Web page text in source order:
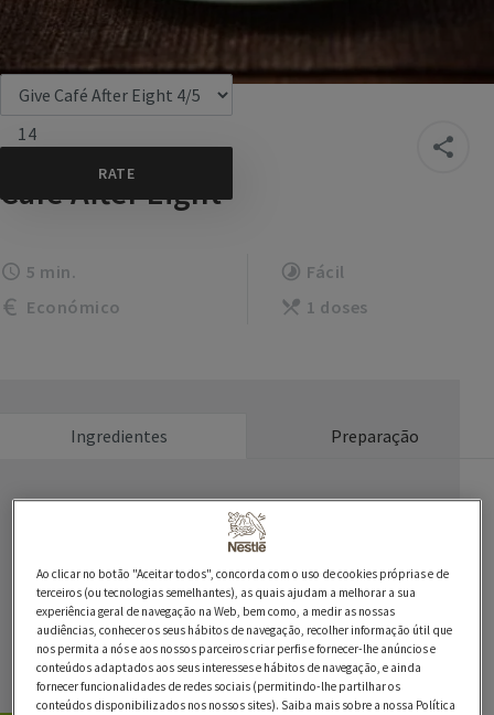
14
Café After Eight
5 min.
Fácil
Económico
1 doses
Ingredientes Preparação
Ingredientes
20 ml de espuma de leite
1 pedaço de chocolate nougat
1 chocolate After Eight
Ao clicar no botão "Aceitar todos", concorda com o uso de cookies próprias e de
terceiros (ou tecnologias semelhantes), as quais ajudam a melhorar a sua
experiência geral de navegação na Web, bem como, a medir as nossas
audiências, conhecer os seus hábitos de navegação, recolher informação útil que
nos permita a nós e aos nossos parceiros criar perfis e fornecer-lhe anúncios e
conteúdos adaptados aos seus interesses e hábitos de navegação, e ainda
fornecer funcionalidades de redes sociais (permitindo-lhe partilhar os
conteúdos disponibilizados nos nossos sites). Saiba mais sobre a nossa Política